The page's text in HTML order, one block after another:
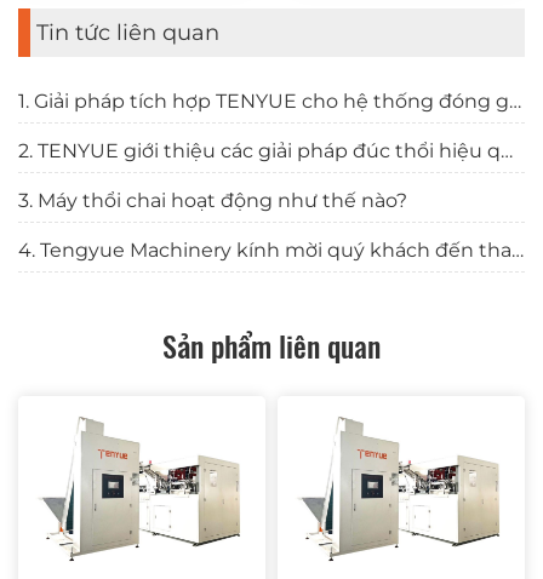
Tin tức liên quan
1. Giải pháp tích hợp TENYUE cho hệ thống đóng gói chất lỏng tỏa sáng tại Triển lãm CBST 2025
2. TENYUE giới thiệu các giải pháp đúc thổi hiệu quả tại GulfFood Manufacturing 2024 ở Dubai
3. Máy thổi chai hoạt động như thế nào?
4. Tengyue Machinery kính mời quý khách đến tham quan CHINAPLAS 2025
Sản phẩm liên quan